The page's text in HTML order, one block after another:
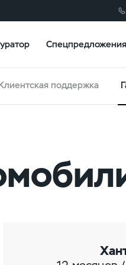
Спецпредложения
поддержка